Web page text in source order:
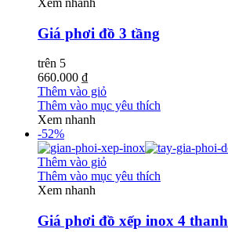
Xem nhanh
Giá phơi đồ 3 tầng
trên 5
660.000 ₫
Thêm vào giỏ
Thêm vào mục yêu thích
Xem nhanh
-52%
Thêm vào giỏ
Thêm vào mục yêu thích
Xem nhanh
Giá phơi đồ xếp inox 4 thanh